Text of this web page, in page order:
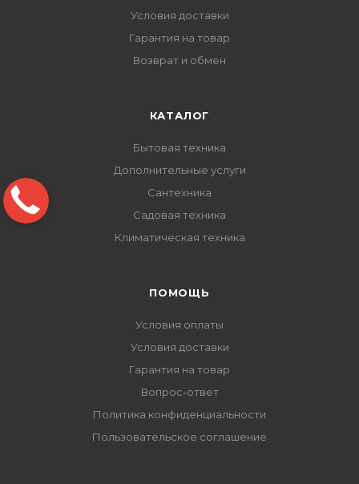
Условия доставки
Гарантия на товар
Возврат и обмен
КАТАЛОГ
Бытовая техника
Дополнительные услуги
Сантехника
Садовая техника
Климатическая техника
ПОМОЩЬ
Условия оплаты
Условия доставки
Гарантия на товар
Вопрос-ответ
Политика конфиденциальности
Пользовательское соглашение